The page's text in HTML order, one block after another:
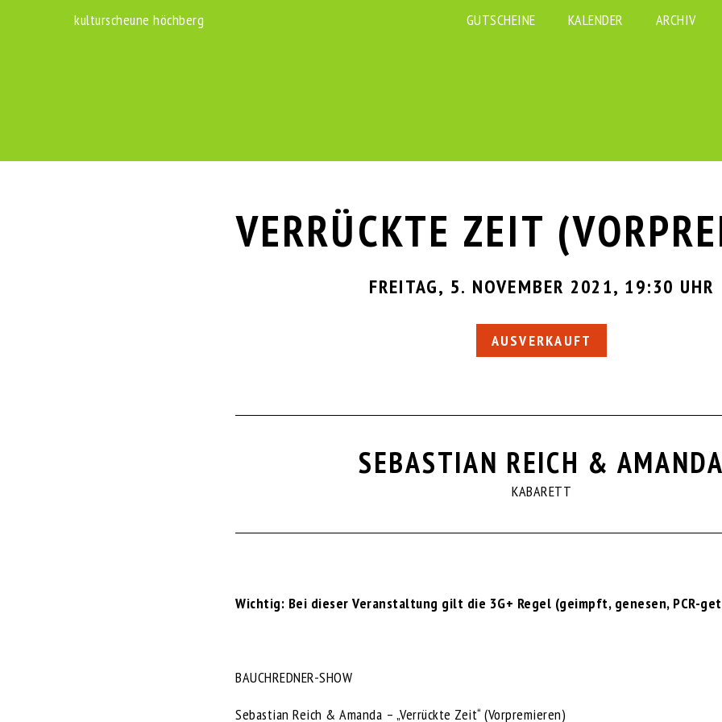
kulturscheune höchberg GUTSCHEINE KALENDER ARCHIV
VERRÜCKTE ZEIT
FREITAG, 5. NOVEMBER 2021, 19:30 UHR
AUSVERKAUFT
SEBASTIAN REICH & AMANDA
KABARETT
Wichtig: Bei dieser Veranstaltung gilt die 3G+ Regel (geimpft, genesen, PCR-
BAUCHREDNER-SHOW
Sebastian Reich & Amanda – „Verrückte Zeit“ (Vorpremieren)